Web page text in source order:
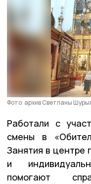
Фото: архив Светланы
Работали с
смены в
Занятия в центре
и
помогают